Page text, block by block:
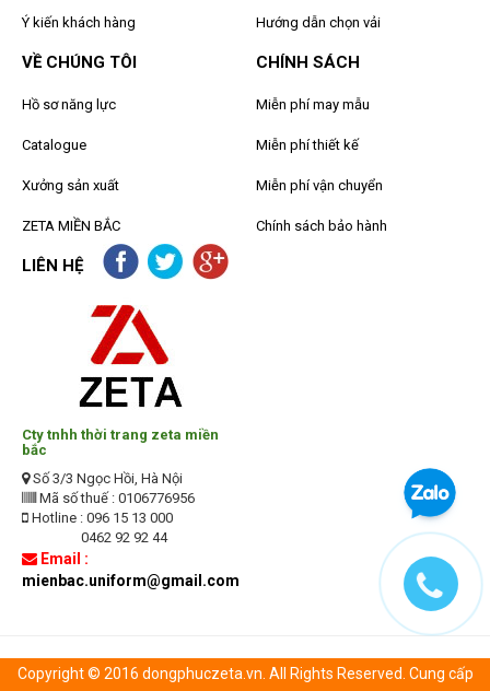
Ý kiến khách hàng Hướng dẫn chọn vải
VỀ CHÚNG TÔI
Hồ sơ năng lực
Catalogue
Xưởng sản xuất
ZETA MIỀN BẮC
CHÍNH SÁCH
Miễn phí may mẫu
Miễn phí thiết kế
Miễn phí vận chuyển
Chính sách bảo hành
LIÊN HỆ
Cty tnhh thời trang zeta miền
bắc
Số 3/3 Ngọc Hồi, Hà Nội
Mã số thuế : 0106776956
Hotline : 096 15 13 000
0462 92 92 44
Email :
mienbac.uniform@gmail.com
Copyright © 2016 dongphuczeta.vn. All Rights Reserved. Cung cấp